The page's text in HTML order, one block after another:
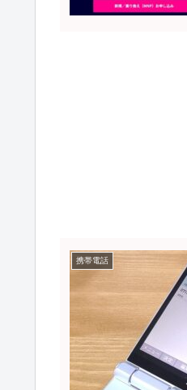
携帯電話